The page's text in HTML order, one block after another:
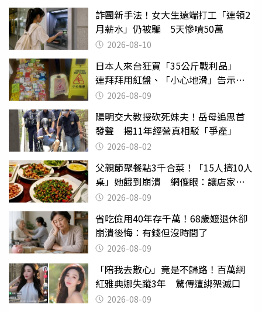
詐團新手法！女大生遠端打工「連領2
月薪水」仍被騙 5天慘噴50萬
2026-08-10
日本人來台狂買「35公斤戰利品」
連拜拜用紅盤、「小心地滑」告示牌
也帶回家
2026-08-09
陽明交大教授砍死妹夫！岳母追思首
發聲 揭11年經營真相駁「爭產」
2026-08-02
父親節聚餐點3千合菜！「15人擠10人
桌」她餓到崩潰 網傻眼：讓店家看
笑話2026-08-09
省吃儉用40年存千萬！68歲嬤退休卻
崩潰後悔：有錢但沒時間了
2026-08-09
「陪我去散心」竟是不歸路！百萬網
紅雅典娜失蹤3年 驚傳遭綁架滅口
2026-08-09